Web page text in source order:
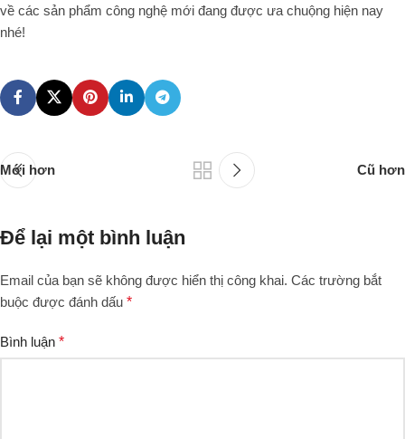
về các sản phẩm công nghệ mới đang được ưa chuộng hiện nay
nhé!
Mới hơn Cũ hơn
Để lại một bình luận
Email của bạn sẽ không được hiển thị công khai. Các trường bắt
buộc được đánh dấu *
Bình luận *